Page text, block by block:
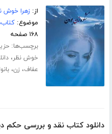
از:زهرا خوش
موضوع:
۱۶۸ صفحه
برچسب‌ها:
خوش نظر،
عفاف، زن،
دانلود کتاب نقد و بررسی حکم